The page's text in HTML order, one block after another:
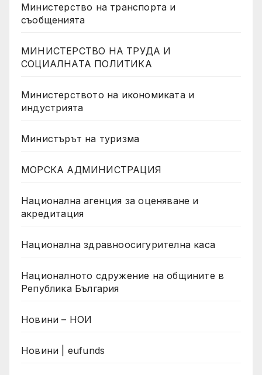
Министерство на транспорта и
съобщенията
МИНИСТЕРСТВО НА ТРУДА И
СОЦИАЛНАТА ПОЛИТИКА
Министерството на икономиката и
индустрията
Министърът на туризма
МОРСКА АДМИНИСТРАЦИЯ
Национална агенция за оценяване и
акредитация
Национална здравноосигурителна каса
Националното сдружение на общините в
Република България
Новини – НОИ
Новини | eufunds